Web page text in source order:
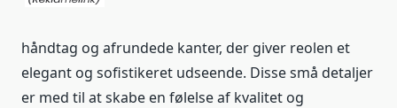
håndtag og afrundede kanter, der giver reolen et
elegant og sofistikeret udseende. Disse små detaljer
er med til at skabe en følelse af kvalitet og